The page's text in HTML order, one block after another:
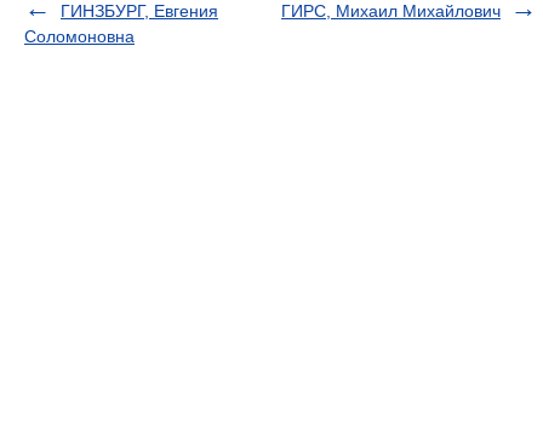
ГИНЗБУРГ, Евгения
Соломоновна
ГИРС, Михаил Михайлович